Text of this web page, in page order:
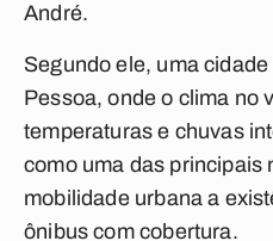
André.
Segundo ele, uma
Pessoa, onde o clima no
temperaturas e chuvas
como uma das principais
mobilidade urbana a
ônibus com cobertura.